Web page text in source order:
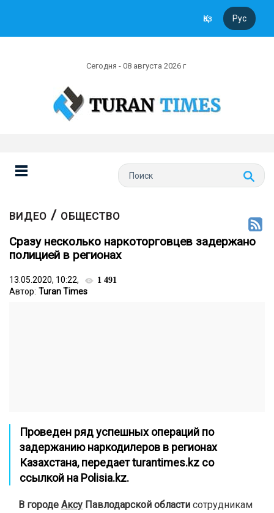
Қаз Рус
Сегодня - 08 августа 2026 г
ВИДЕО / ОБЩЕСТВО
Сразу несколько наркоторговцев задержано
полицией в регионах
13.05.2020, 10:22, 1 491
Автор: Turan Times
Проведен ряд успешных операций по
задержанию наркодилеров в регионах
Казахстана, передаетturantimes.kz со
ссылкой на Polisia.kz.
В городе Аксу Павлодарской области сотрудникам